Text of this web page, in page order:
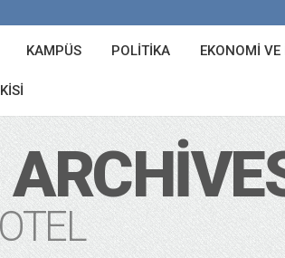
KAMPÜS POLITIKA EKONOMI VE